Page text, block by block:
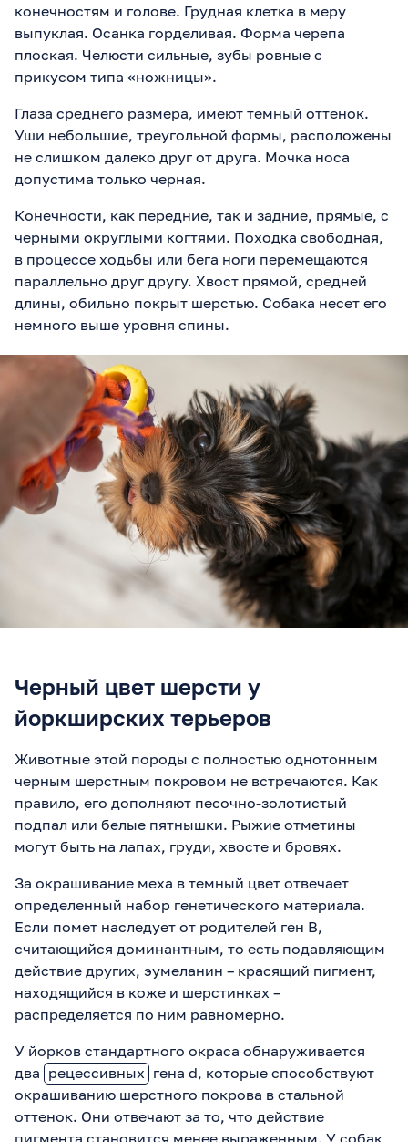
конечностям и голове. Грудная клетка в меру
выпуклая. Осанка горделивая. Форма черепа
плоская. Челюсти сильные, зубы ровные с
прикусом типа «ножницы».
Глаза среднего размера, имеют темный оттенок.
Уши небольшие, треугольной формы, расположены
не слишком далеко друг от друга. Мочка носа
допустима только черная.
Конечности, как передние, так и задние, прямые, с
черными округлыми когтями. Походка свободная,
в процессе ходьбы или бега ноги перемещаются
параллельно друг другу. Хвост прямой, средней
длины, обильно покрыт шерстью. Собака несет его
немного выше уровня спины.
Черный цвет шерсти у
йоркширских терьеров
Животные этой породы с полностью однотонным
черным шерстным покровом не встречаются. Как
правило, его дополняют песочно-золотистый
подпал или белые пятнышки. Рыжие отметины
могут быть на лапах, груди, хвосте и бровях.
За окрашивание меха в темный цвет отвечает
определенный набор генетического материала.
Если помет наследует от родителей ген B,
считающийся доминантным, то есть подавляющим
действие других, эумеланин – красящий пигмент,
находящийся в коже и шерстинках –
распределяется по ним равномерно.
У йорков стандартного окраса обнаруживается
два рецессивных гена d, которые способствуют
окрашиванию шерстного покрова в стальной
оттенок. Они отвечают за то, что действие
пигмента становится менее выраженным. У собак